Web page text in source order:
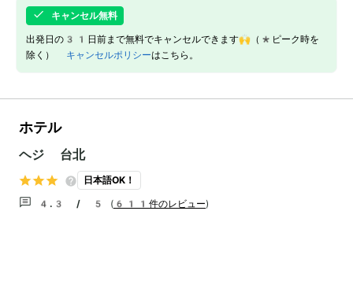
キャンセル無料
出発日の31日前まで無料でキャンセルできます🙌（*ピーク時を
除く） キャンセルポリシーはこちら。
ホテル
ヘジ 台北
日本語OK！
4.3 / 5 ( 611件のレビュー)